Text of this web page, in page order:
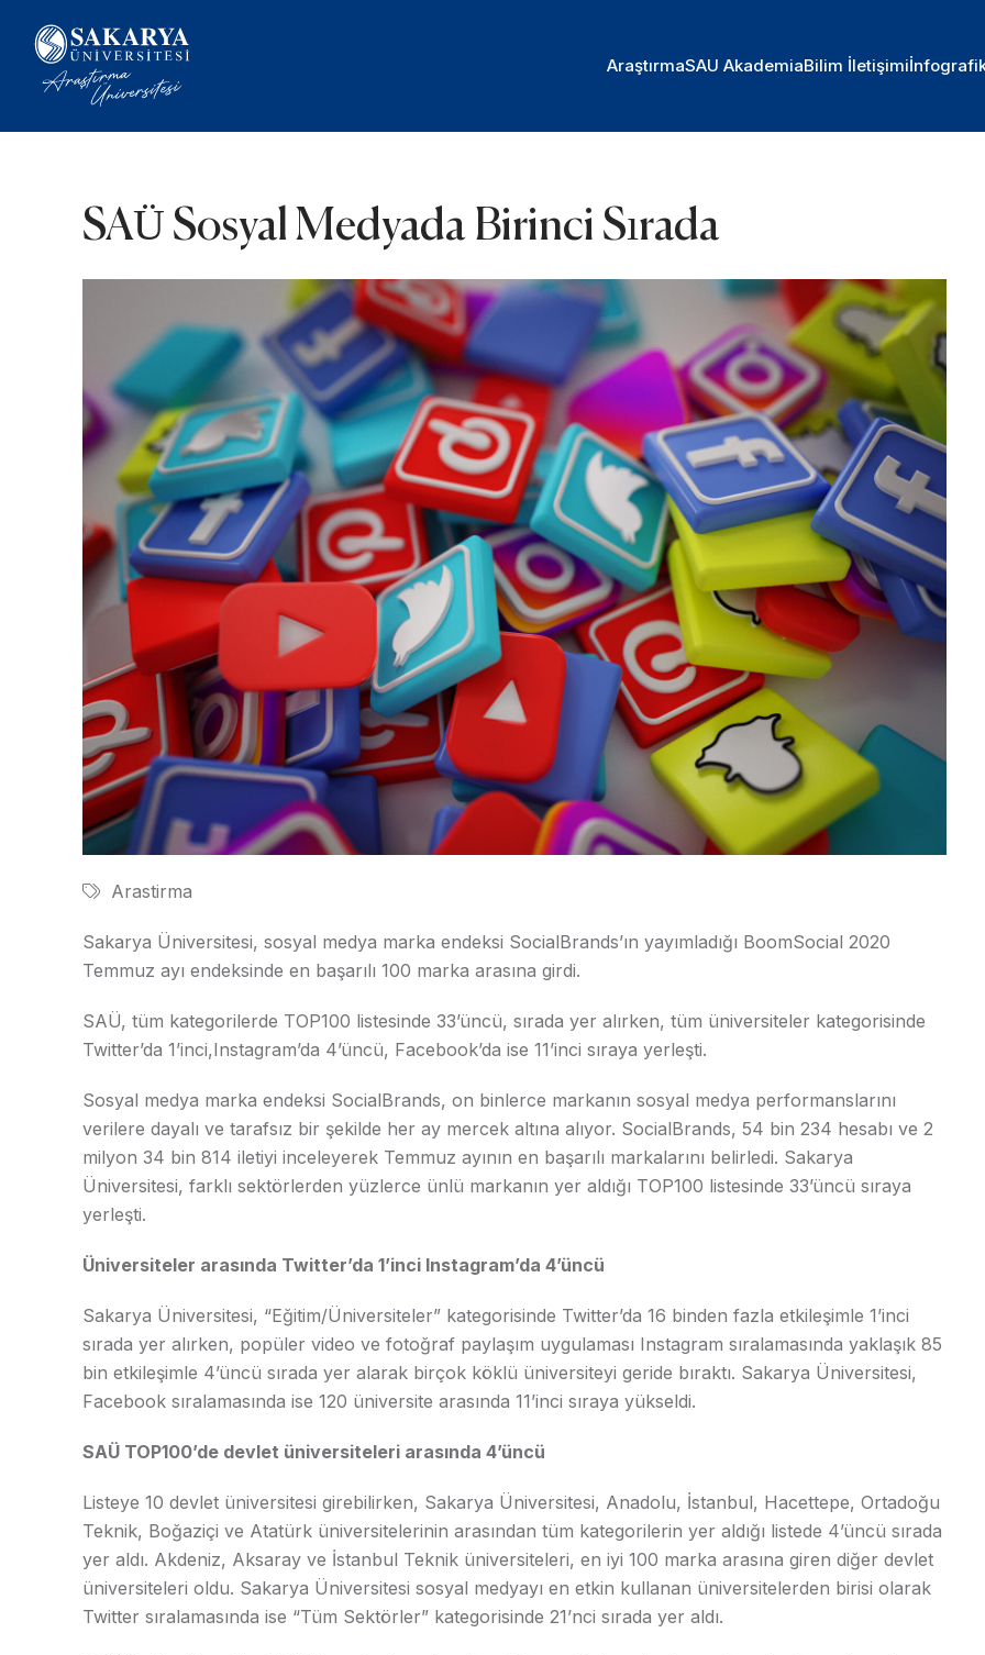
AraştırmaSAU AkademiaBilim İletişimi
SAÜ Sosyal Medyada Birinci Sırada
Arastirma
Sakarya Üniversitesi, sosyal medya marka endeksi SocialBrands’ın yayımladığı BoomSocial 2020
Temmuz ayı endeksinde en başarılı 100 marka arasına girdi.
SAÜ, tüm kategorilerde TOP100 listesinde 33’üncü, sırada yer alırken, tüm üniversiteler kategorisinde
Twitter’da 1’inci,Instagram’da 4’üncü, Facebook’da ise 11’inci sıraya yerleşti.
Sosyal medya marka endeksi SocialBrands, on binlerce markanın sosyal medya performanslarını
verilere dayalı ve tarafsız bir şekilde her ay mercek altına alıyor. SocialBrands, 54 bin 234 hesabı ve 2
milyon 34 bin 814 iletiyi inceleyerek Temmuz ayının en başarılı markalarını belirledi. Sakarya
Üniversitesi, farklı sektörlerden yüzlerce ünlü markanın yer aldığı TOP100 listesinde 33’üncü sıraya
yerleşti.
Üniversiteler arasında Twitter’da 1’inci Instagram’da 4’üncü
Sakarya Üniversitesi, “Eğitim/Üniversiteler” kategorisinde Twitter’da 16 binden fazla etkileşimle 1’inci
sırada yer alırken, popüler video ve fotoğraf paylaşım uygulaması Instagram sıralamasında yaklaşık 85
bin etkileşimle 4’üncü sırada yer alarak birçok köklü üniversiteyi geride bıraktı. Sakarya Üniversitesi,
Facebook sıralamasında ise 120 üniversite arasında 11’inci sıraya yükseldi.
SAÜ TOP100’de devlet üniversiteleri arasında 4’üncü
Listeye 10 devlet üniversitesi girebilirken, Sakarya Üniversitesi, Anadolu, İstanbul, Hacettepe, Ortadoğu
Teknik, Boğaziçi ve Atatürk üniversitelerinin arasından tüm kategorilerin yer aldığı listede 4’üncü sırada
yer aldı. Akdeniz, Aksaray ve İstanbul Teknik üniversiteleri, en iyi 100 marka arasına giren diğer devlet
üniversiteleri oldu. Sakarya Üniversitesi sosyal medyayı en etkin kullanan üniversitelerden birisi olarak
Twitter sıralamasında ise “Tüm Sektörler” kategorisinde 21’nci sırada yer aldı.